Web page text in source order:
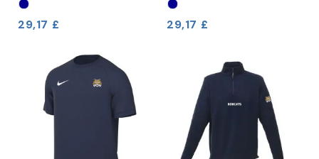
29,17 £ 29,17 £